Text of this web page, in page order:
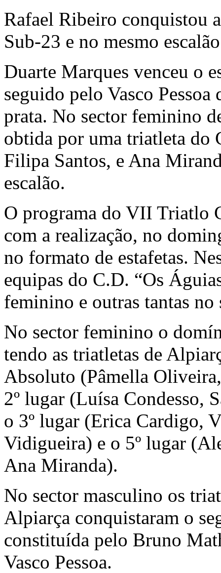
Rafael Ribeiro conquistou
Sub-23 e no mesmo
Duarte Marques venceu o
seguido pelo Vasco
prata. No sector feminino
obtida por uma triatleta do
Filipa Santos, e Ana
escalão.
O programa do VII Triatlo
com a realização, no
no formato de estafetas.
equipas do C.D. “Os
feminino e outras tantas
No sector feminino o
tendo as triatletas de
Absoluto (Pâmella
2º lugar (Luísa Condesso,
o 3º lugar (Erica Cardigo,
Vidigueira) e o 5º lugar
Ana Miranda).
No sector masculino os
Alpiarça conquistaram o
constituída pelo Bruno
Vasco Pessoa.